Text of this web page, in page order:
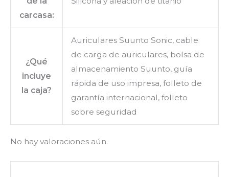
carcasa:
¿Qué
incluye
la caja?
Auriculares Suunto Sonic, cable
de carga de auriculares, bolsa de
almacenamiento Suunto, guía
rápida de uso impresa, folleto de
garantía internacional, folleto
sobre seguridad
No hay valoraciones aún.